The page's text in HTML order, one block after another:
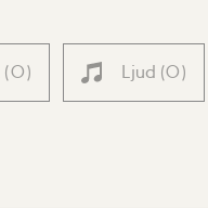
(0) Ljud (0)